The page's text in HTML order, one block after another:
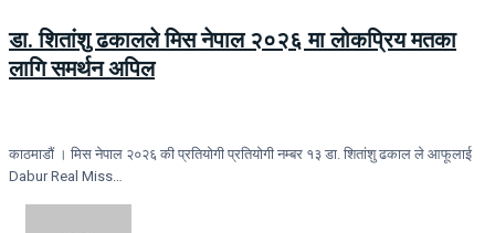
डा. शितांशु ढकालले मिस नेपाल २०२६ मा लोकप्रिय मतका
लागि समर्थन अपिल
काठमाडौं । मिस नेपाल २०२६ की प्रतियोगी प्रतियोगी नम्बर १३ डा. शितांशु ढकाल ले आफूलाई
Dabur Real Miss…